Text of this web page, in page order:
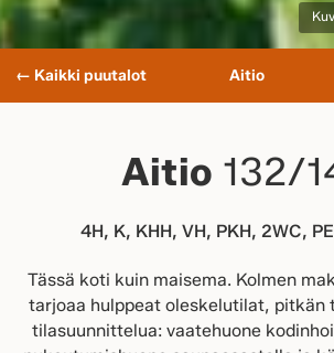
← Kaikki puutalot Aitio
Aitio 132/
4H, K, KHH, VH, PKH, 2WC,
Tässä koti kuin maisema. Kolmen
tarjoaa hulppeat oleskelutilat, pitkän
tilasuunnittelua: vaatehuone